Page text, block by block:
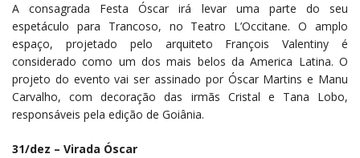
A consagrada Festa Óscar irá levar uma parte do seu
espetáculo para Trancoso, no Teatro L’Occitane. O amplo
espaço, projetado pelo arquiteto François Valentiny é
considerado como um dos mais belos da America Latina. O
projeto do evento vai ser assinado por Óscar Martins e Manu
Carvalho, com decoração das irmãs Cristal e Tana Lobo,
responsáveis pela edição de Goiânia.
31/dez – Virada Óscar